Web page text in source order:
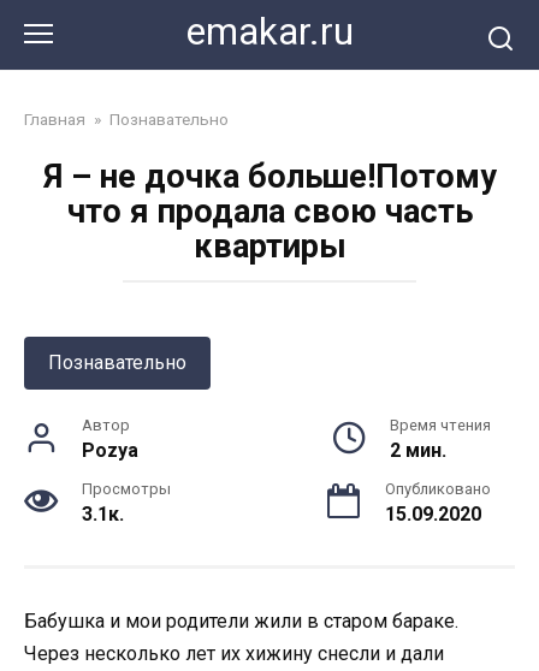
контенту
emakar.ru
Главная » Познавательно
Я – не дочка больше!Потому
что я продала свою часть
квартиры
Познавательно
Автор
Pozya
Время чтения
2 мин.
Просмотры
3.1к.
Опубликовано
15.09.2020
Бабушка и мои родители жили в старом бараке.
Через несколько лет их хижину снесли и дали